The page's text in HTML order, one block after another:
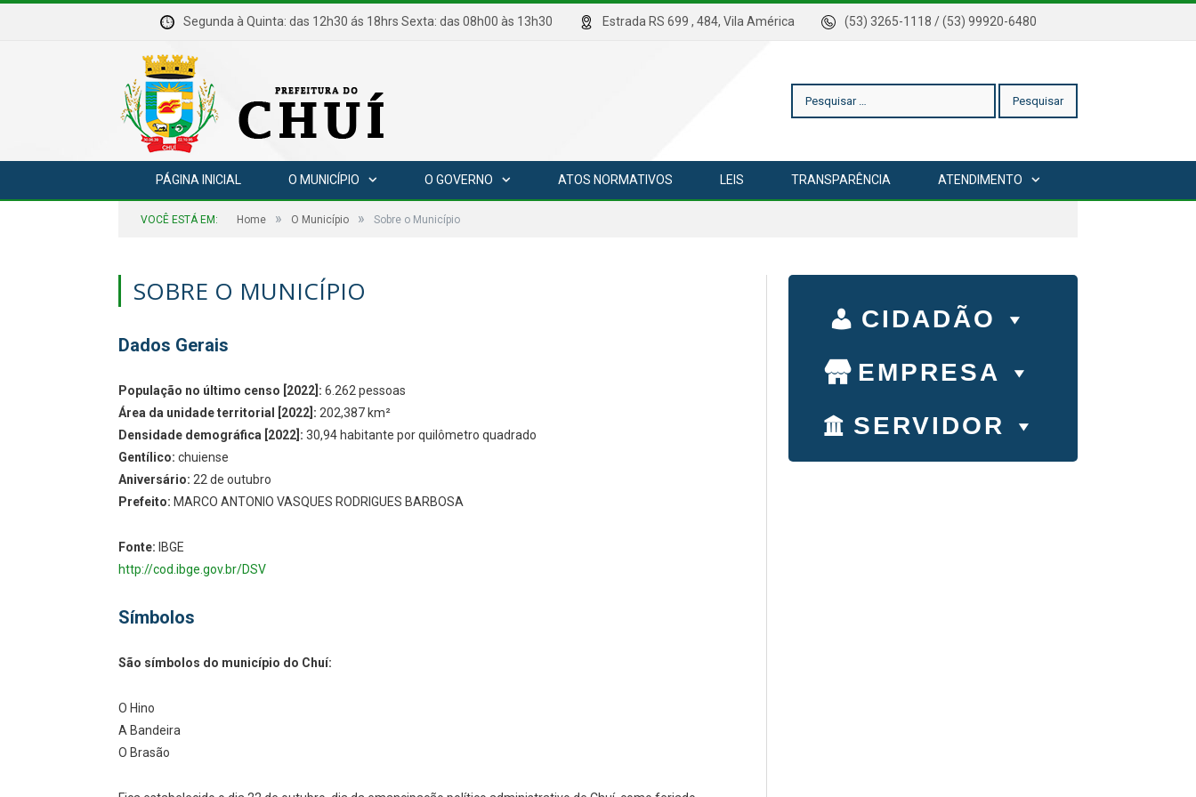
Segunda à Quinta: das 12h30 ás 18hrs Sexta: das 08h00 às 13h30 Estrada RS 699 , 484, Vila América (53) 3265-1118 / (53) 99920-6480
Pesquisar
PÁGINA INICIAL O MUNICÍPIO O GOVERNO ATOS NORMATIVOS LEIS TRANSPARÊNCIA ATENDIMENTO
VOCÊ ESTÁ EM: Home » O Município » Sobre o Município
SOBRE O MUNICÍPIO
Dados Gerais
População no último censo [2022]: 6.262 pessoas
Área da unidade territorial [2022]: 202,387 km²
Densidade demográfica [2022]: 30,94 habitante por quilômetro quadrado
Gentílico: chuiense
Aniversário: 22 de outubro
Prefeito: MARCO ANTONIO VASQUES RODRIGUES BARBOSA
Fonte: IBGE
http://cod.ibge.gov.br/DSV
Símbolos
São símbolos do município do Chuí:
O Hino
A Bandeira
O Brasão
CIDADÃO
EMPRESA
SERVIDOR